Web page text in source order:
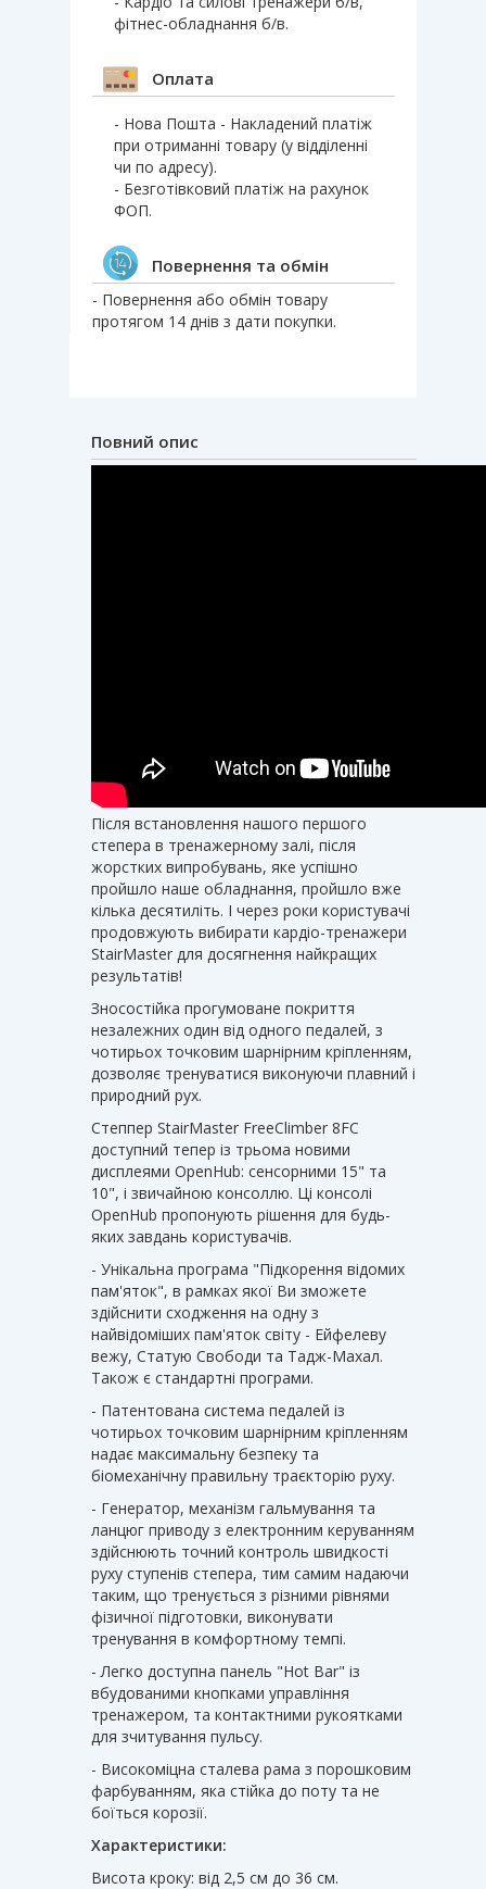
фітнес-обладнання б/в.
Оплата
- Нова Пошта - Накладений платіж
при отриманні товару (у відділенні
чи по адресу).
- Безготівковий платіж на рахунок
ФОП.
Повернення та обмін
- Повернення або обмін товару
протягом 14 днів з дати покупки.
Повний опис
Після встановлення нашого першого
степера в тренажерному залі, після
жорстких випробувань, яке успішно
пройшло наше обладнання, пройшло вже
кілька десятиліть. І через роки користувачі
продовжують вибирати кардіо-тренажери
StairMaster для досягнення найкращих
результатів!
Зносостійка прогумоване покриття
незалежних один від одного педалей, з
чотирьох точковим шарнірним кріпленням,
дозволяє тренуватися виконуючи плавний і
природний рух.
Степпер StairMaster FreeClimber 8FC
доступний тепер із трьома новими
дисплеями OpenHub: сенсорними 15" та
10", і звичайною консоллю. Ці консолі
OpenHub пропонують рішення для будь-
яких завдань користувачів.
- Унікальна програма "Підкорення відомих
пам'яток", в рамках якої Ви зможете
здійснити сходження на одну з
найвідоміших пам'яток світу - Ейфелеву
вежу, Статую Свободи та Тадж-Махал.
Також є стандартні програми.
- Патентована система педалей із
чотирьох точковим шарнірним кріпленням
надає максимальну безпеку та
біомеханічну правильну траєкторію руху.
- Генератор, механізм гальмування та
ланцюг приводу з електронним керуванням
здійснюють точний контроль швидкості
руху ступенів степера, тим самим надаючи
таким, що тренується з різними рівнями
фізичної підготовки, виконувати
тренування в комфортному темпі.
- Легко доступна панель "Hot Bar" із
вбудованими кнопками управління
тренажером, та контактними рукоятками
для зчитування пульсу.
- Високоміцна сталева рама з порошковим
фарбуванням, яка стійка до поту та не
боїться корозії.
Характеристики:
Висота кроку: від 2,5 см до 36 см.